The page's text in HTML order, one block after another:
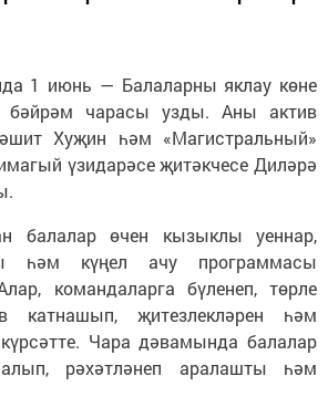
1 июнь — Балаларны яклау көне
бәйрәм чарасы узды. Аны актив
Хуҗин һәм «Магистральный»
үзидарәсе җитәкчесе Диләрә
балалар өчен кызыклы уеннар,
һәм күңел ачу программасы
командаларга бүленеп, төрле
катнашып, җитезлекләрен һәм
Чара дәвамында балалар
рәхәтләнеп аралашты һәм